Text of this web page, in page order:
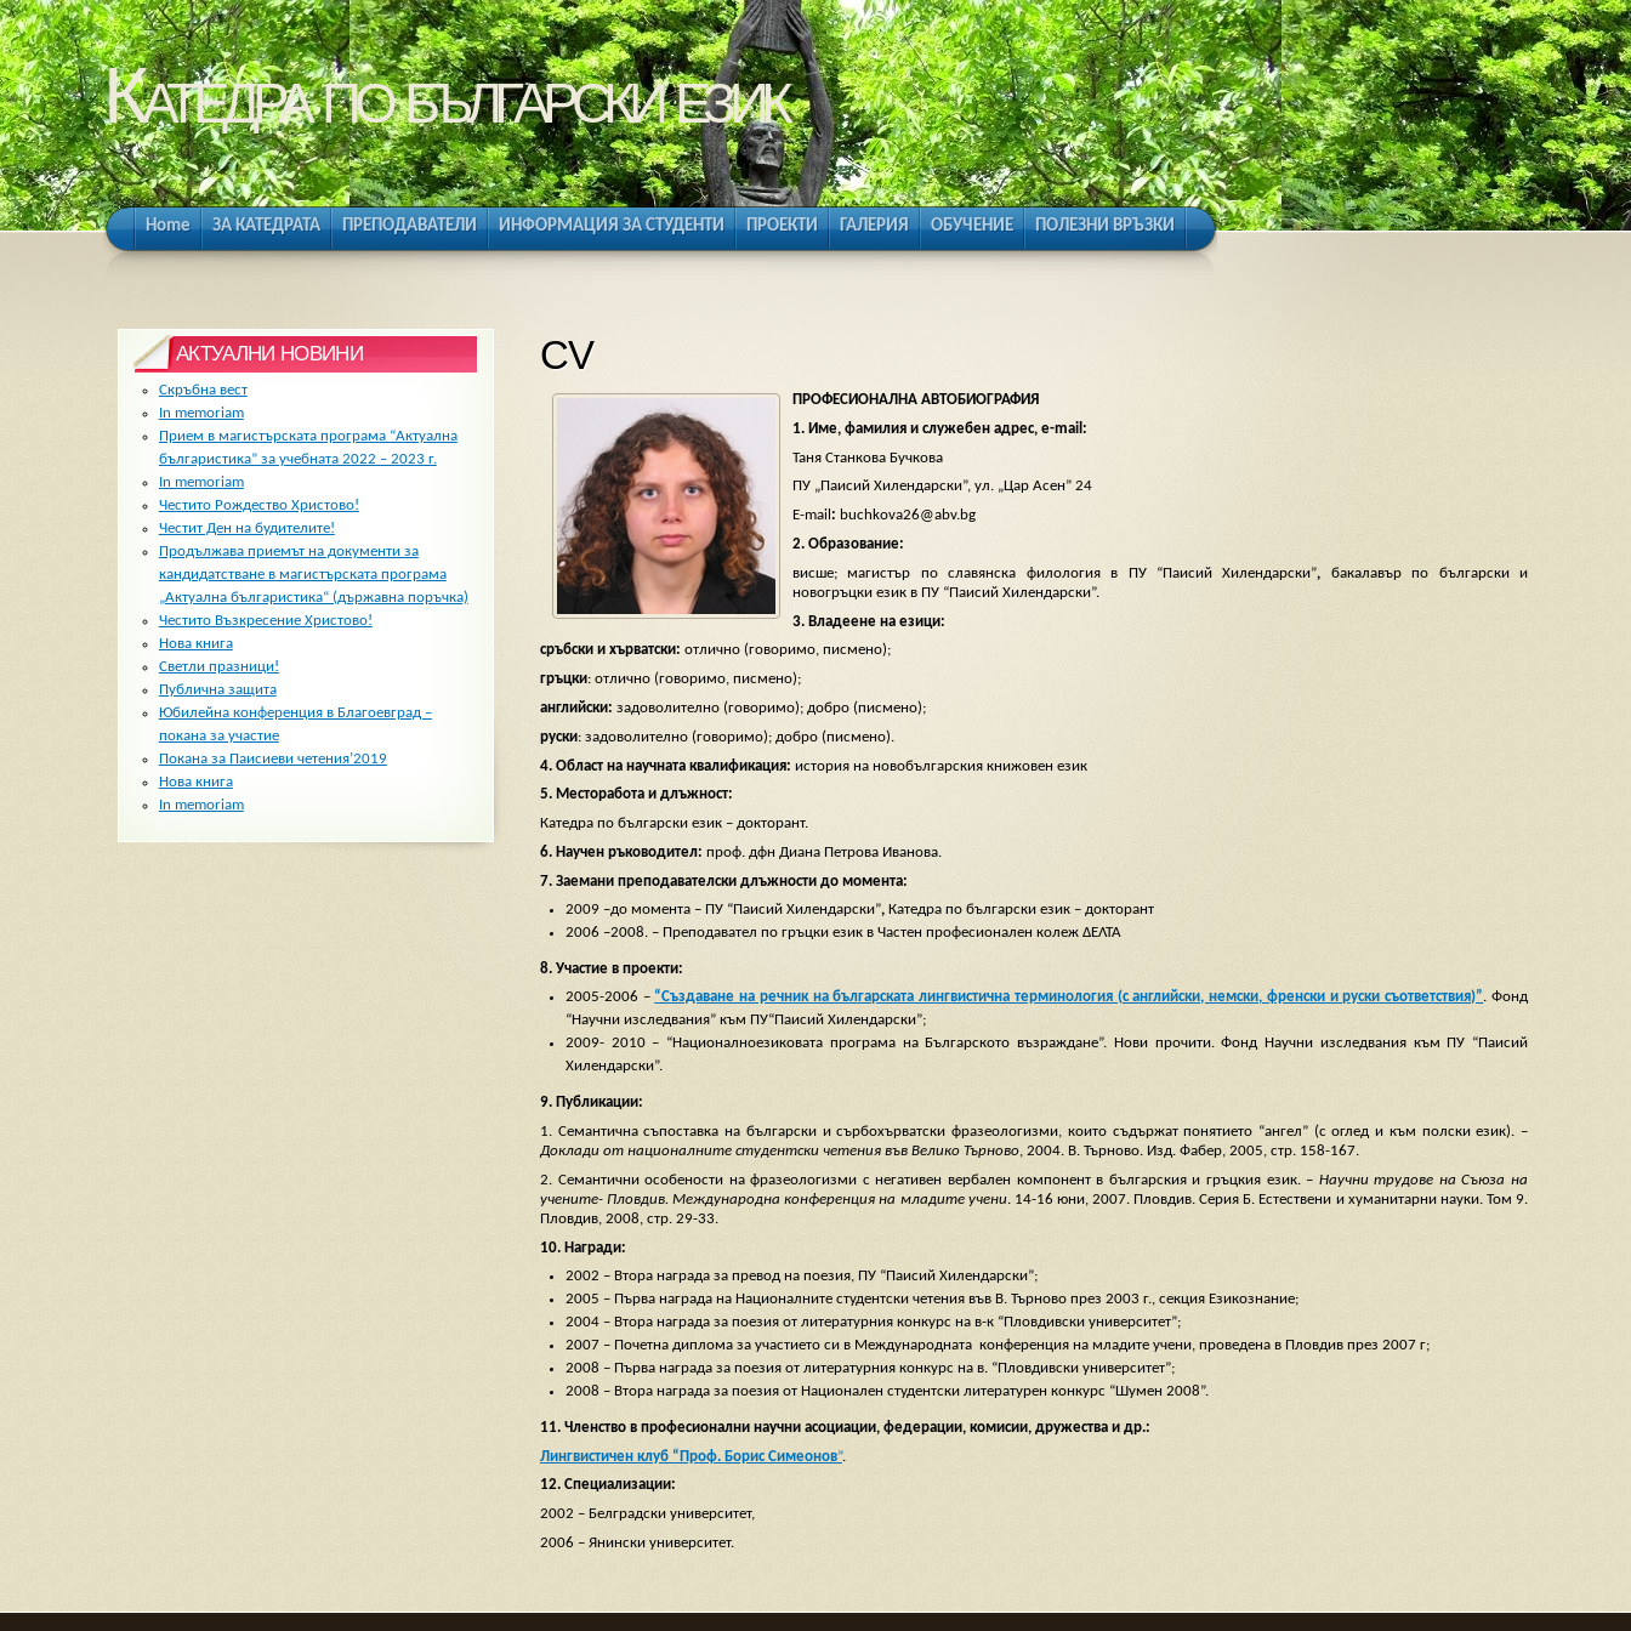
Катедра по български език
Home ЗА КАТЕДРАТА ПРЕПОДАВАТЕЛИ ИНФОРМАЦИЯ ЗА СТУДЕНТИ ПРОЕКТИ ГАЛЕРИЯ ОБУЧЕНИЕ ПОЛЕЗНИ ВРЪЗКИ
CV
ПРОФЕСИОНАЛНА АВТОБИОГРАФИЯ
1. Име, фамилия и служебен адрес, е-mail:
Таня Станкова Бучкова
ПУ „Паисий Хилендарски”, ул. „Цар Асен” 24
E-mail : buchkova26@abv.bg
2. Образование:
висше; магистър по славянска филология в ПУ “Паисий Хилендарски”, бакалавър по български и
новогръцки език в ПУ “Паисий Хилендарски”.
3. Владеене на езици:
сръбски и хърватски: отлично (говоримо, писмено);
гръцки: отлично (говоримо, писмено);
английски: задоволително (говоримо); добро (писмено);
руски: задоволително (говоримо); добро (писмено).
4. Област на научната квалификация: история на новобългарския книжовен език
5. Месторабота и длъжност:
Катедра по български език – докторант.
6. Научен ръководител: проф. дфн Диана Петрова Иванова.
7. Заемани преподавателски длъжности до момента:
2009 –до момента – ПУ “Паисий Хилендарски”, Катедра по български език – докторант
2006 –2008. – Преподавател по гръцки език в Частен професионален колеж ΔΕΛΤΑ
8. Участие в проекти:
2005-2006 – “Създаване на речник на българската лингвистична терминология (с английски, немски, френски и руски съответствия)”. Фонд
“Научни изследвания” към ПУ“Паисий Хилендарски”;
2009- 2010 – “Националноезиковата програма на Българското възраждане”. Нови прочити. Фонд Научни изследвания към ПУ “Паисий
Хилендарски”.
9. Публикации:
1. Семантична съпоставка на български и сърбохърватски фразеологизми, които съдържат понятието “ангел” (с оглед и към полски език). –
Доклади от националните студентски четения във Велико Търново, 2004. В. Търново. Изд. Фабер, 2005, стр. 158-167.
2. Семантични особености на фразеологизми с негативен вербален компонент в българския и гръцкия език. – Научни трудове на Съюза на
учените- Пловдив. Международна конференция на младите учени. 14-16 юни, 2007. Пловдив. Серия Б. Естествени и хуманитарни науки. Том 9.
Пловдив, 2008, стр. 29-33.
10. Награди:
2002 – Втора награда за превод на поезия, ПУ “Паисий Хилендарски”;
2005 – Първа награда на Националните студентски четения във В. Търново през 2003 г., секция Езикознание;
2004 – Втора награда за поезия от литературния конкурс на в-к “Пловдивски университет”;
2007 – Почетна диплома за участието си в Международната конференция на младите учени, проведена в Пловдив през 2007 г;
2008 – Първа награда за поезия от литературния конкурс на в. “Пловдивски университет”;
2008 – Втора награда за поезия от Национален студентски литературен конкурс “Шумен 2008”.
11. Членство в професионални научни асоциации, федерации, комисии, дружества и др.:
Лингвистичен клуб “Проф. Борис Симеонов”.
12. Специализации:
2002 – Белградски университет,
2006 – Янински университет.
АКТУАЛНИ НОВИНИ
Скръбна вест
In memoriam
Прием в магистърската програма “Актуална
българистика” за учебната 2022 – 2023 г.
In memoriam
Честито Рождество Христово!
Честит Ден на будителите!
Продължава приемът на документи за
кандидатстване в магистърската програма
„Актуална българистика“ (държавна поръчка)
Честито Възкресение Христово!
Нова книга
Светли празници!
Публична защита
Юбилейна конференция в Благоевград –
покана за участие
Покана за Паисиеви четения’2019
Нова книга
In memoriam